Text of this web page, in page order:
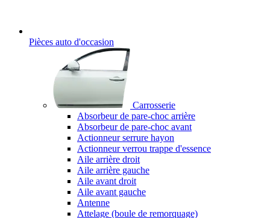
Pièces auto d'occasion
Carrosserie
Absorbeur de pare-choc arrière
Absorbeur de pare-choc avant
Actionneur serrure hayon
Actionneur verrou trappe d'essence
Aile arrière droit
Aile arrière gauche
Aile avant droit
Aile avant gauche
Antenne
Attelage (boule de remorquage)